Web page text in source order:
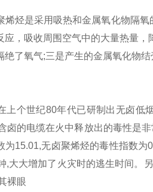
烯烃是采用吸热和金属氧化物隔
应，吸收周围空气中的大量热量
绝了氧气;三是产生的金属氧化物
个世纪80年代已研制出无卤低烟
卤的电缆在火中释放出的毒性是
为15.01,无卤聚烯烃的毒性指数
,大大增加了火灾时的逃生时间。
裸眼